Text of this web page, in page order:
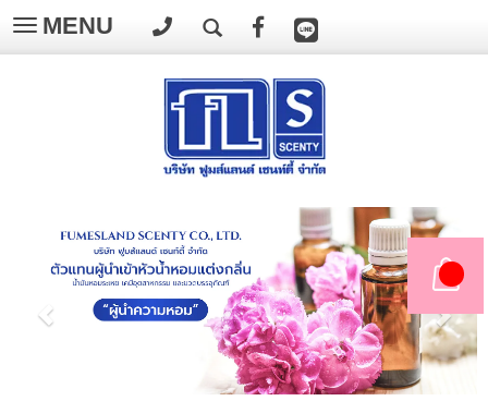
Toggle
navigation
MENU